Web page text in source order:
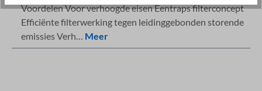
Voordelen Voor verhoogde eisen Eentraps filterconcept
Efficiënte filterwerking tegen leidinggebonden storende
emissies Verh… Meer